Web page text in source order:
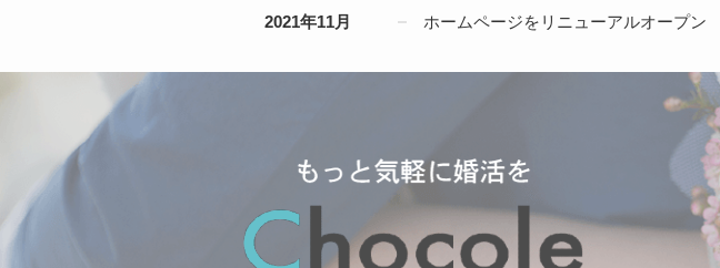
2021年11月
ホームページをリニューアルオープン